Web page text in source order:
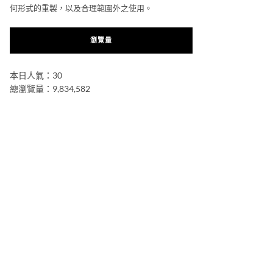
何形式的重製，以及合理範圍外之使用。
瀏覽量
本日人氣：30
總瀏覽量：9,834,582